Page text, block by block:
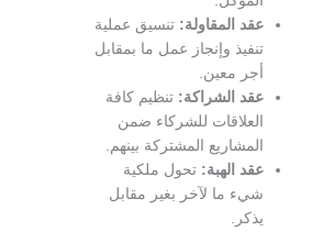
المقاولة:تنسيق عملية
وإنجاز عمل ما بمقابل
الشراكة:تنظيم كافة
للشركاء ضمن
المشتركة بينهم.
الهبة:
تحول ملكية
ما لآخر بغير مقابل